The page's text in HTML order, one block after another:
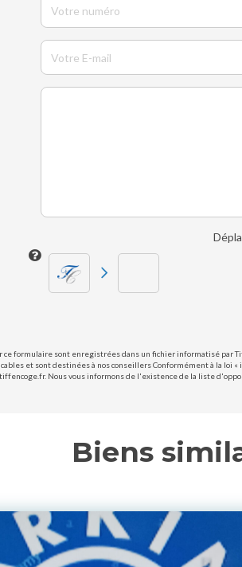
formulaire sont enregistrées dans un fichier informatisé par
et sont destinées à nos conseillers Conformément à la loi
Nous vous informons de l'existence de la liste
Biens